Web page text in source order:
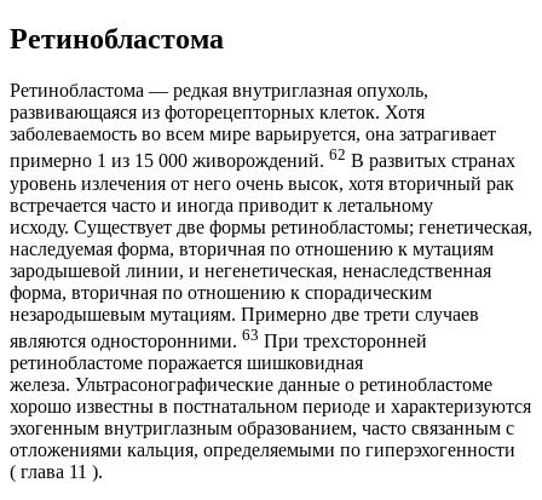
Ретинобластома
Ретинобластома — редкая внутриглазная опухоль,
развивающаяся из фоторецепторных клеток. Хотя
заболеваемость во всем мире варьируется, она затрагивает
примерно 1 из 15 000 живорождений. 62 В развитых странах
уровень излечения от него очень высок, хотя вторичный рак
встречается часто и иногда приводит к летальному
исходу. Существует две формы ретинобластомы; генетическая,
наследуемая форма, вторичная по отношению к мутациям
зародышевой линии, и негенетическая, ненаследственная
форма, вторичная по отношению к спорадическим
незародышевым мутациям. Примерно две трети случаев
являются односторонними. 63 При трехсторонней
ретинобластоме поражается шишковидная
железа. Ультрасонографические данные о ретинобластоме
хорошо известны в постнатальном периоде и характеризуются
эхогенным внутриглазным образованием, часто связанным с
отложениями кальция, определяемыми по гиперэхогенности
( глава 11 ).